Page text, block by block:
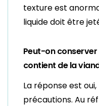
texture est
liquide doit être
Peut-on
contient de la
La réponse est
précautions. Au